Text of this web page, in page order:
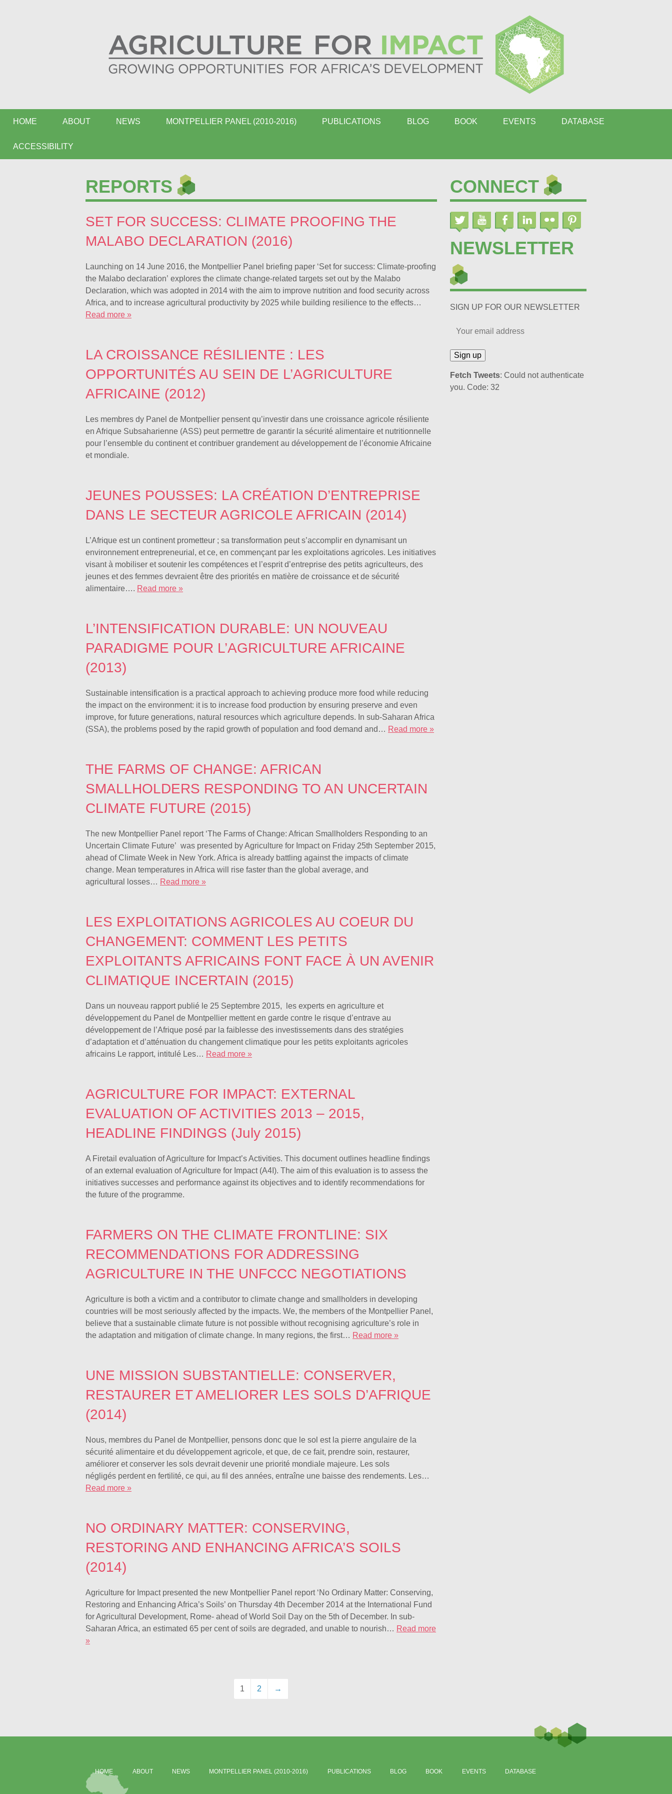
HOME ABOUT NEWS MONTPELLIER PANEL (2010-2016) PUBLICATIONS BLOG BOOK EVENTS DATABASE
ACCESSIBILITY
REPORTS
SET FOR SUCCESS: CLIMATE PROOFING THE
MALABO DECLARATION (2016)
Launching on 14 June 2016, the Montpellier Panel briefing paper ‘Set for success: Climate-proofing
the Malabo declaration’ explores the climate change-related targets set out by the Malabo
Declaration, which was adopted in 2014 with the aim to improve nutrition and food security across
Africa, and to increase agricultural productivity by 2025 while building resilience to the effects…
Read more »
LA CROISSANCE RÉSILIENTE : LES
OPPORTUNITÉS AU SEIN DE L’AGRICULTURE
AFRICAINE (2012)
Les membres dy Panel de Montpellier pensent qu’investir dans une croissance agricole résiliente
en Afrique Subsaharienne (ASS) peut permettre de garantir la sécurité alimentaire et nutritionnelle
pour l’ensemble du continent et contribuer grandement au développement de l’économie Africaine
et mondiale.
JEUNES POUSSES: LA CRÉATION D’ENTREPRISE
DANS LE SECTEUR AGRICOLE AFRICAIN (2014)
L’Afrique est un continent prometteur ; sa transformation peut s’accomplir en dynamisant un
environnement entrepreneurial, et ce, en commençant par les exploitations agricoles. Les initiatives
visant à mobiliser et soutenir les compétences et l’esprit d’entreprise des petits agriculteurs, des
jeunes et des femmes devraient être des priorités en matière de croissance et de sécurité
alimentaire…. Read more »
L’INTENSIFICATION DURABLE: UN NOUVEAU
PARADIGME POUR L’AGRICULTURE AFRICAINE
(2013)
Sustainable intensification is a practical approach to achieving produce more food while reducing
the impact on the environment: it is to increase food production by ensuring preserve and even
improve, for future generations, natural resources which agriculture depends. In sub-Saharan Africa
(SSA), the problems posed by the rapid growth of population and food demand and… Read more »
THE FARMS OF CHANGE: AFRICAN
SMALLHOLDERS RESPONDING TO AN UNCERTAIN
CLIMATE FUTURE (2015)
The new Montpellier Panel report ‘The Farms of Change: African Smallholders Responding to an
Uncertain Climate Future’ was presented by Agriculture for Impact on Friday 25th September 2015,
ahead of Climate Week in New York. Africa is already battling against the impacts of climate
change. Mean temperatures in Africa will rise faster than the global average, and
agricultural losses… Read more »
LES EXPLOITATIONS AGRICOLES AU COEUR DU
CHANGEMENT: COMMENT LES PETITS
EXPLOITANTS AFRICAINS FONT FACE À UN AVENIR
CLIMATIQUE INCERTAIN (2015)
Dans un nouveau rapport publié le 25 Septembre 2015, les experts en agriculture et
développement du Panel de Montpellier mettent en garde contre le risque d’entrave au
développement de l’Afrique posé par la faiblesse des investissements dans des stratégies
d’adaptation et d’atténuation du changement climatique pour les petits exploitants agricoles
africains Le rapport, intitulé Les… Read more »
AGRICULTURE FOR IMPACT: EXTERNAL
EVALUATION OF ACTIVITIES 2013 – 2015,
HEADLINE FINDINGS (July 2015)
A Firetail evaluation of Agriculture for Impact’s Activities. This document outlines headline findings
of an external evaluation of Agriculture for Impact (A4I). The aim of this evaluation is to assess the
initiatives successes and performance against its objectives and to identify recommendations for
the future of the programme.
FARMERS ON THE CLIMATE FRONTLINE: SIX
RECOMMENDATIONS FOR ADDRESSING
AGRICULTURE IN THE UNFCCC NEGOTIATIONS
Agriculture is both a victim and a contributor to climate change and smallholders in developing
countries will be most seriously affected by the impacts. We, the members of the Montpellier Panel,
believe that a sustainable climate future is not possible without recognising agriculture’s role in
the adaptation and mitigation of climate change. In many regions, the first… Read more »
UNE MISSION SUBSTANTIELLE: CONSERVER,
RESTAURER ET AMELIORER LES SOLS D’AFRIQUE
(2014)
Nous, membres du Panel de Montpellier, pensons donc que le sol est la pierre angulaire de la
sécurité alimentaire et du développement agricole, et que, de ce fait, prendre soin, restaurer,
améliorer et conserver les sols devrait devenir une priorité mondiale majeure. Les sols
négligés perdent en fertilité, ce qui, au fil des années, entraîne une baisse des rendements. Les…
Read more »
NO ORDINARY MATTER: CONSERVING,
RESTORING AND ENHANCING AFRICA’S SOILS
(2014)
Agriculture for Impact presented the new Montpellier Panel report ‘No Ordinary Matter: Conserving,
Restoring and Enhancing Africa’s Soils’ on Thursday 4th December 2014 at the International Fund
for Agricultural Development, Rome- ahead of World Soil Day on the 5th of December. In sub-
Saharan Africa, an estimated 65 per cent of soils are degraded, and unable to nourish… Read more
»
1 2 →
CONNECT
NEWSLETTER
SIGN UP FOR OUR NEWSLETTER
Fetch Tweets: Could not authenticate
you. Code: 32
HOME ABOUT NEWS MONTPELLIER PANEL (2010-2016) PUBLICATIONS BLOG BOOK EVENTS DATABASE